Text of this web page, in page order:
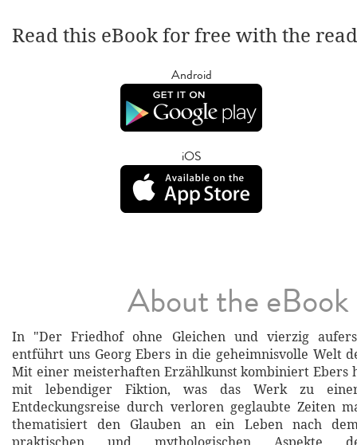
Read this eBook for free with the
Android
iOS
About the eBook
In "Der Friedhof ohne Gleichen und vierzig
entführt uns Georg Ebers in die geheimnisvolle Welt
Mit einer meisterhaften Erzählkunst kombiniert Ebers
mit lebendiger Fiktion, was das Werk zu einer
Entdeckungsreise durch verloren geglaubte Zeiten
thematisiert den Glauben an ein Leben nach